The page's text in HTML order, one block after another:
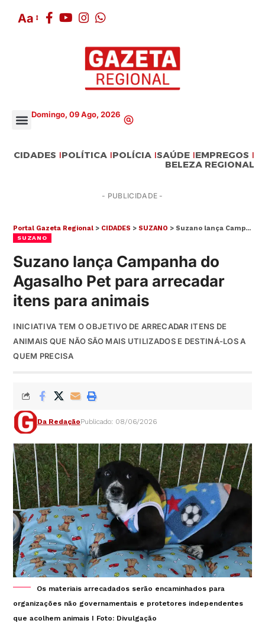
Aa
Domingo, 09 Ago, 2026
CIDADES POLÍTICA POLÍCIA SAÚDE EMPREGOS
BELEZA REGIONAL
- PUBLICIDADE -
Portal Gazeta Regional > CIDADES >SUZANO > Suzano lança Campanha do Agasalho Pet para arrecadar itens para animais
SUZANO
Suzano lança Campanha do
Agasalho Pet para arrecadar
itens para animais
INICIATIVA TEM O OBJETIVO DE ARRECADAR ITENS DE
ANIMAIS QUE NÃO SÃO MAIS UTILIZADOS E DESTINÁ-LOS A
QUEM PRECISA
Da RedaçãoPublicado: 08/06/2026
Os materiais arrecadados serão encaminhados para
organizações não governamentais e protetores independentes
que acolhem animais I Foto: Divulgação